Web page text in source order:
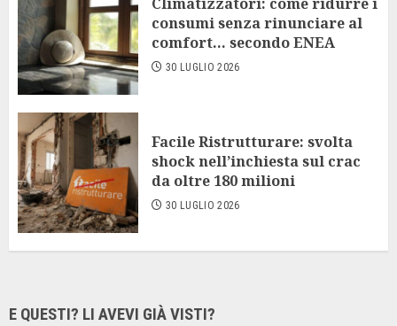
consumi senza rinunciare al
comfort… secondo ENEA
30 LUGLIO 2026
Facile Ristrutturare: svolta
shock nell’inchiesta sul crac
da oltre 180 milioni
30 LUGLIO 2026
E QUESTI? LI AVEVI GIÀ VISTI?